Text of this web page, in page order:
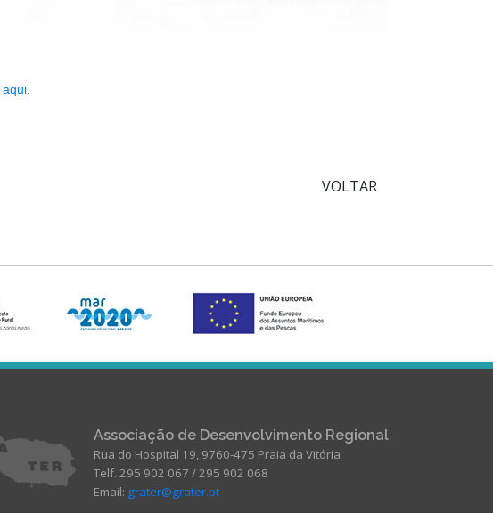
aqui.
VOLTAR
Associação de Desenvolvimento Regional
Rua do Hospital 19, 9760-475 Praia da Vitória
Telf. 295 902 067 / 295 902 068
Email: grater@grater.pt